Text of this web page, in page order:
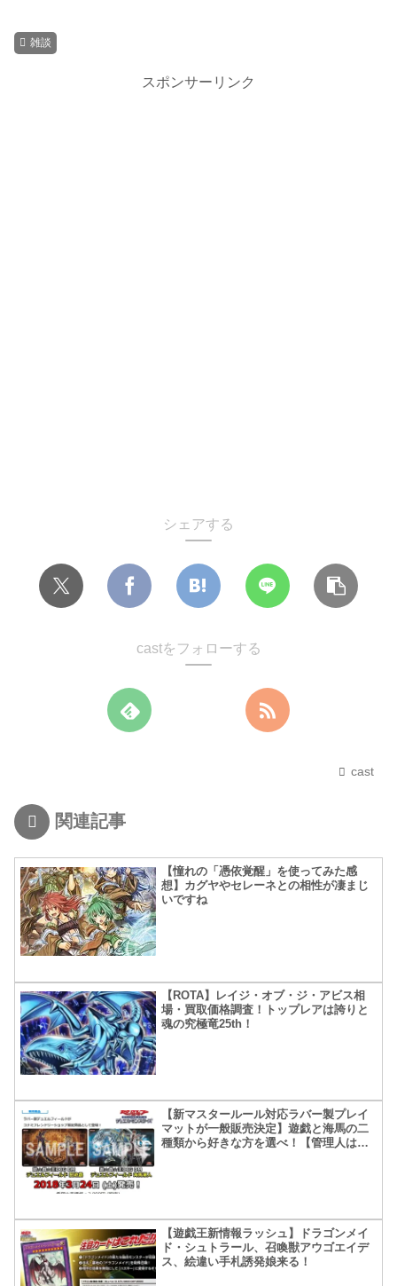
雑談
スポンサーリンク
シェアする
castをフォローする
cast
関連記事
【憧れの「憑依覚醒」を使ってみた感
想】カグヤやセレーネとの相性が凄まじ
いですね
【ROTA】レイジ・オブ・ジ・アビス相
場・買取価格調査！トップレアは誇りと
魂の究極竜25th！
【新マスタールール対応ラバー製プレイ
マットが一般販売決定】遊戯と海馬の二
種類から好きな方を選べ！【管理人は師
【遊戯王新情報ラッシュ】ドラゴンメイ
ド・シュトラール、召喚獣アウゴエイデ
ス、絵違い手札誘発娘来る！